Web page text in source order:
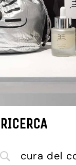
RICERCA